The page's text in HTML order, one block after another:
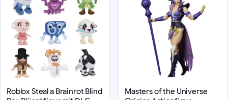
Roblox Steal a Brainrot Blind
Masters of the Universe